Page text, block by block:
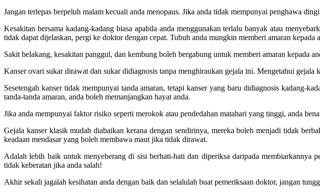
Jangan terlepas berpeluh malam kecuali anda menopaus. Jika anda tidak mempunyai penghawa
Kesakitan bersama kadang-kadang biasa apabila anda menggunakan terlalu banyak atau
tidak dapat dijelaskan, pergi ke doktor dengan cepat. Tubuh anda mungkin memberi amaran kepada
Sakit belakang, kesakitan panggul, dan kembung boleh bergabung untuk memberi amaran kepada
Kanser ovari sukar dirawat dan sukar didiagnosis tanpa menghiraukan gejala ini. Mengetahui gejala
Sesetengah kanser tidak mempunyai tanda amaran, tetapi kanser yang baru didiagnosis kadang-
tanda-tanda amaran, anda boleh memanjangkan hayat anda.
Jika anda mempunyai faktor risiko seperti merokok atau pendedahan matahari yang tinggi, anda
Gejala kanser klasik mudah diabaikan kerana dengan sendirinya, mereka boleh menjadi tidak
keadaan mendasar yang boleh membawa maut jika tidak dirawat.
Adalah lebih baik untuk menyeberang di sisi berhati-hati dan diperiksa daripada membiarkannya
tidak keberatan jika anda salah!
Akhir sekali jagalah kesihatan anda dengan baik dan selalulah buat pemeriksaan doktor, jangan